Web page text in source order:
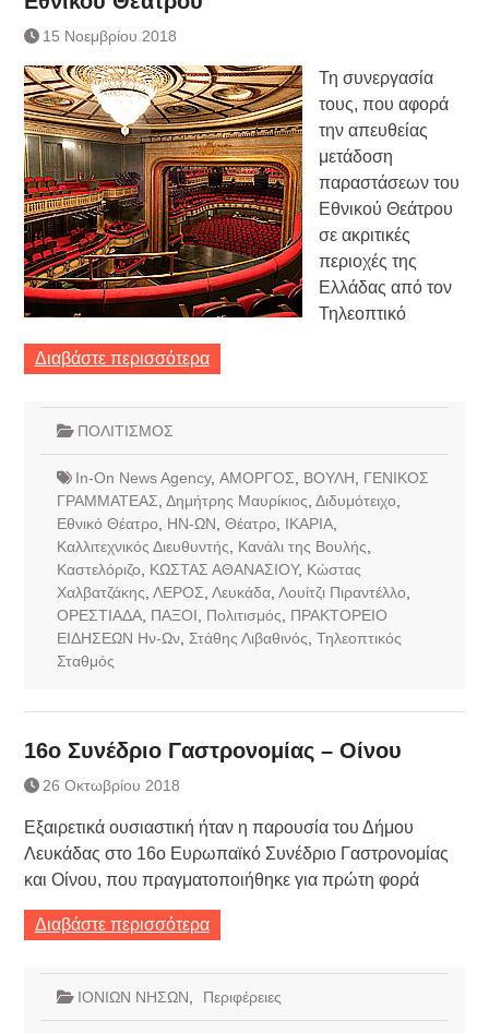
Τραπεζογραμματίων 7-3-2019
Ημερήσιο Δελτίο Τιμών
Συναλλάγματος &
Τραπεζογραμματίων 4-3-2019
Κάθοδος αγροτών
Δικαιοσύνη
Προστασία χωρικών υδάτων
15 Νοεμβρίου 2018
Τη συνεργασία
τους, που αφορά
την απευθείας
μετάδοση
παραστάσεων του
Εθνικού Θεάτρου
σε ακριτικές
περιοχές της
Ελλάδας από τον
Τηλεοπτικό
Διαβάστε περισσότερα
ΠΟΛΙΤΙΣΜΟΣ
In-On News Agency, ΑΜΟΡΓΟΣ ΒΟΥΛΗ
ΓΕΝΙΚΟΣ
ΓΡΑΜΜΑΤΕΑΣ Δημήτρης Μαυρίκιος Διδυμότειχο
Εθνικό Θέατρο
ΗΝ-ΩΝ Θέατρο ΙΚΑΡΙΑ,
Καλλιτεχνικός Διευθυντής
Κανάλι της Βουλής
Καστελόριζο
ΚΩΣΤΑΣ ΑΘΑΝΑΣΙΟΥ, Κώστας
Χαλβατζάκης ΛΕΡΟΣ Λευκάδα, Λουίτζι Πιραντέλλο
ΟΡΕΣΤΙΑΔΑ, ΠΑΞΟΙ Πολιτισμός
ΠΡΑΚΤΟΡΕΙΟ
ΕΙΔΗΣΕΩΝ Ην-Ων, Στάθης Λιβαθινός Τηλεοπτικός
Σταθμός
16ο Συνέδριο Γαστρονομίας – Οίνου
26 Οκτωβρίου 2018
Εξαιρετικά ουσιαστική ήταν η παρουσία του Δήμου
Λευκάδας στο 16ο Ευρωπαϊκό Συνέδριο Γαστρονομίας
και Οίνου, που πραγματοποιήθηκε για πρώτη φορά
Διαβάστε περισσότερα
ΙΟΝΙΩΝ ΝΗΣΩΝ Περιφέρειες